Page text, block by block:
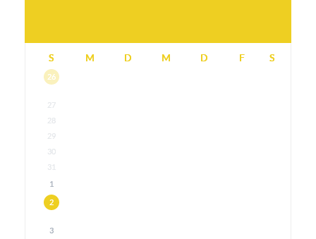
S M D M D F S
26
27
28
29
30
31
1
2
3